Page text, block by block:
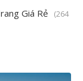
Giá Rẻ
(264